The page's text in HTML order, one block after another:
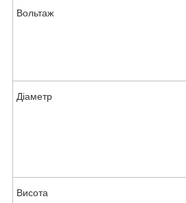
Вольтаж
Діаметр
Висота